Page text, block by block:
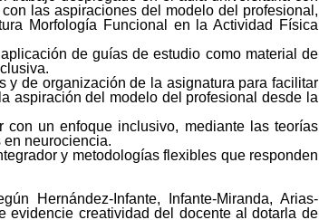
las aspiraciones del modelo del profesional,
Morfología Funcional en la Actividad Física
de guías de estudio como material de
y de organización de la asignatura para facilitar
aspiración del modelo del profesional desde la
con un enfoque inclusivo, mediante las teorías
neurociencia.
y metodologías flexibles que responden
Hernández-Infante, Infante-Miranda, Arias-
evidencie creatividad del docente al dotarla de